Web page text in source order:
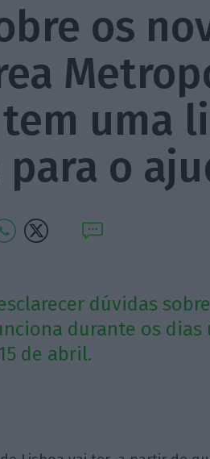
os
uma
o
dúvidas
durante os dias
de abril.